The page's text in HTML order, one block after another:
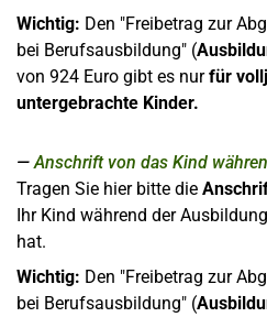
Wichtig: Den "Freibetrag zur
bei Berufsausbildung" (
von 924 Euro gibt es nurfür
untergebrachte Kinder.
Anschrift von das Kind
Tragen Sie hier bitte die
Ihr Kind während der
hat.
Wichtig: Den "Freibetrag zur
bei Berufsausbildung" (